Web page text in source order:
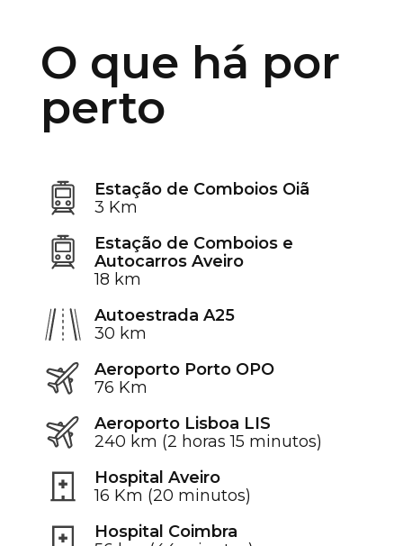
O que há por
perto
Estação de Comboios Oiã
3 Km
Estação de Comboios e
Autocarros Aveiro
18 km
Autoestrada A25
30 km
Aeroporto Porto OPO
76 Km
Aeroporto Lisboa LIS
240 km (2 horas 15 minutos)
Hospital Aveiro
16 Km (20 minutos)
Hospital Coimbra